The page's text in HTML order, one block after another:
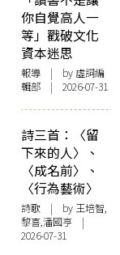
你自覺高人一
等」戳破文化
資本迷思
報導 | by 虛詞編
輯部 | 2026-07-31
詩三首：〈留
下來的人〉、
〈成名前〉、
〈行為藝術〉
詩歌 | by 王培智,
黎喜,潘國亨 |
2026-07-31